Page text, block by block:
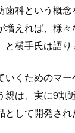
歯科という概
えれば、様
横手氏は語り
くためのマ
は、実に9
して開発さ